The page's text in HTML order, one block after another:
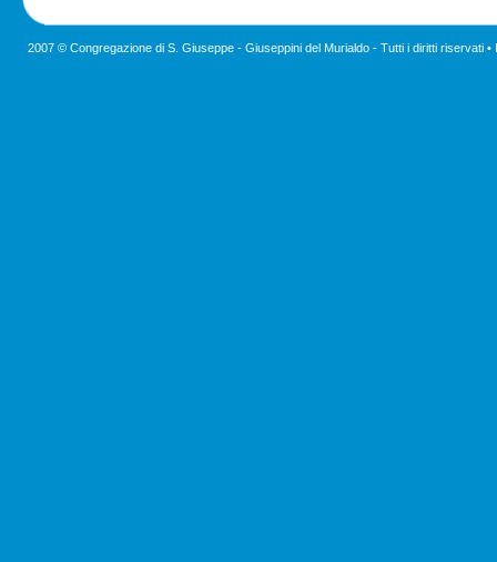
2007 © Congregazione di S. Giuseppe - Giuseppini del Murialdo - Tutti i diritti riservati •